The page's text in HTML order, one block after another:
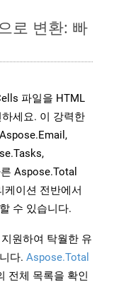
로 변환: 빠
파일을 HTML
세요. 이 강력한
Aspose.Total
케이션 전반에서
수 있습니다.
원하여 탁월한 유
다. Aspose.Total
전체 목록을 확인